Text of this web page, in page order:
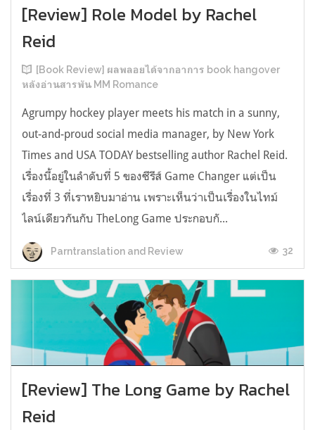
[Review] Role Model by Rachel
Reid
[Book Review] ผลพลอยได้จากอาการ book hangover
หลังอ่านสารพัน MM Romance
Agrumpy hockey player meets his match in a sunny,
out-and-proud social media manager, by New York
Times and USA TODAY bestselling author Rachel Reid.
เรื่องนี้อยู่ในลำดับที่ 5 ของซีรีส์ Game Changer แต่เป็น
เรื่องที่ 3 ที่เราหยิบมาอ่าน เพราะเห็นว่าเป็นเรื่องในไทม์
ไลน์เดียวกันกับ TheLong Game ประกอบกั...
Parntranslation and Review 32
[Review] The Long Game by Rachel
Reid